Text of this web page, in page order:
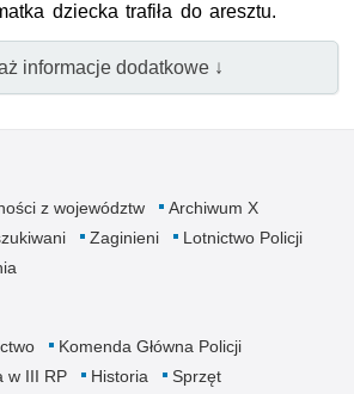
dziecka trafiła do aresztu.
informacje dodatkowe ↓
z województw
Archiwum X
Zaginieni
Lotnictwo Policji
Komenda Główna Policji
w III RP Historia
Sprzęt